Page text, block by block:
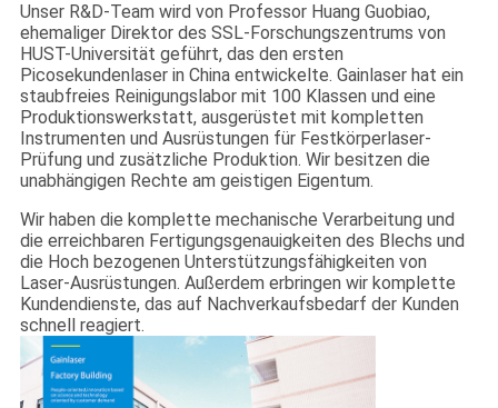
Unser R&D-Team wird von Professor Huang Guobiao,
ehemaliger Direktor des SSL-Forschungszentrums von
HUST-Universität geführt, das den ersten
Picosekundenlaser in China entwickelte. Gainlaser hat ein
staubfreies Reinigungslabor mit 100 Klassen und eine
Produktionswerkstatt, ausgerüstet mit kompletten
Instrumenten und Ausrüstungen für Festkörperlaser-
Prüfung und zusätzliche Produktion. Wir besitzen die
unabhängigen Rechte am geistigen Eigentum.
Wir haben die komplette mechanische Verarbeitung und
die erreichbaren Fertigungsgenauigkeiten des Blechs und
die Hoch bezogenen Unterstützungsfähigkeiten von
Laser-Ausrüstungen. Außerdem erbringen wir komplette
Kundendienste, das auf Nachverkaufsbedarf der Kunden
schnell reagiert.